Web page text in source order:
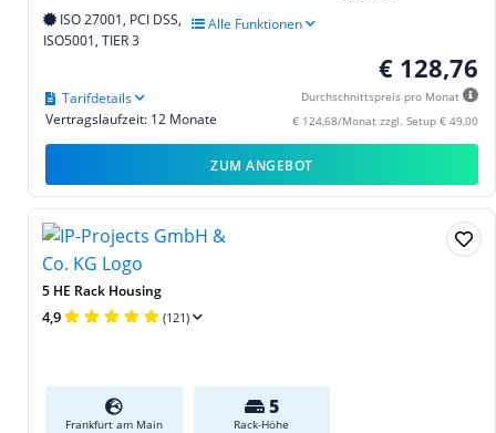
ISO 27001, PCI DSS,
ISO5001, TIER 3
Alle Funktionen
€ 128,76
Durchschnittspreis pro Monat
€ 124,68/Monat zzgl. Setup € 49,00
Vertragslaufzeit: 12 Monate
Tarifdetails
ZUM ANGEBOT
5 HE Rack Housing
4,9 (121)
Frankfurt am Main
5
Rack-Höhe